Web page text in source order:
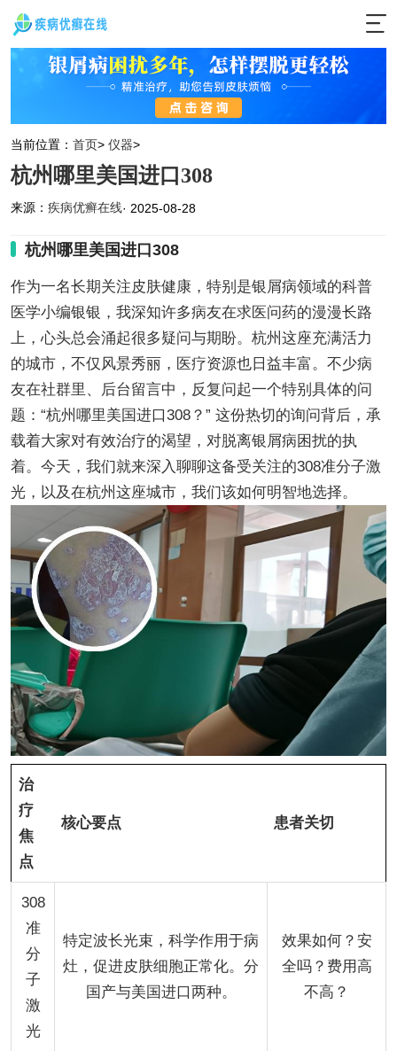
当前位置： 首页> 仪器>
杭州哪里美国进口308
来源： 疾病优癣在线· 2025-08-28
杭州哪里美国进口308
作为一名长期关注皮肤健康，特别是银屑病领域的科普
医学小编银银，我深知许多病友在求医问药的漫漫长路
上，心头总会涌起很多疑问与期盼。杭州这座充满活力
的城市，不仅风景秀丽，医疗资源也日益丰富。不少病
友在社群里、后台留言中，反复问起一个特别具体的问
题：“杭州哪里美国进口308？” 这份热切的询问背后，承
载着大家对有效治疗的渴望，对脱离银屑病困扰的执
着。今天，我们就来深入聊聊这备受关注的308准分子激
光，以及在杭州这座城市，我们该如何明智地选择。
治
疗
焦
点
核心要点 患者关切
308
准
分
子
激
光
特定波长光束，科学作用于病
灶，促进皮肤细胞正常化。分
国产与美国进口两种。
效果如何？安
全吗？费用高
不高？